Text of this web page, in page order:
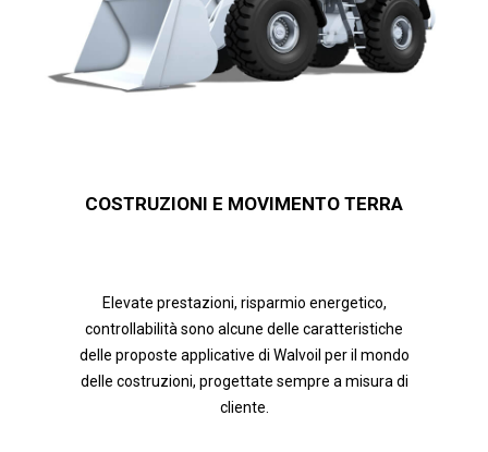
COSTRUZIONI E MOVIMENTO TERRA
Elevate prestazioni, risparmio energetico,
controllabilità sono alcune delle caratteristiche
delle proposte applicative di Walvoil per il mondo
delle costruzioni, progettate sempre a misura di
cliente.